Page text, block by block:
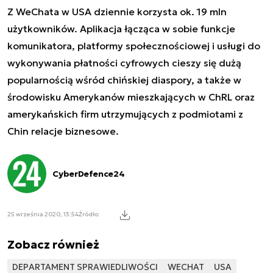
Z WeChata w USA dziennie korzysta ok. 19 mln
użytkowników. Aplikacja łącząca w sobie funkcje
komunikatora, platformy społecznościowej i usługi do
wykonywania płatności cyfrowych cieszy się dużą
popularnością wśród chińskiej diaspory, a także w
środowisku Amerykanów mieszkających w ChRL oraz
amerykańskich firm utrzymujących z podmiotami z
Chin relacje biznesowe.
CyberDefence24
25 września 2020, 13:54Źródło:
Zobacz również
DEPARTAMENT SPRAWIEDLIWOŚCI WECHAT
USA